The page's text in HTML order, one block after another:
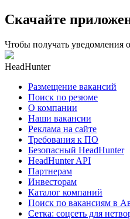
Скачайте
Чтобы получать уведомления
HeadHunter
Размещение вакансий
Поиск по резюме
О компании
Наши вакансии
Реклама на сайте
Требования к ПО
Безопасный HeadHunter
HeadHunter API
Партнерам
Инвесторам
Каталог компаний
Поиск по вакансиям в
Сетка: соцсеть для